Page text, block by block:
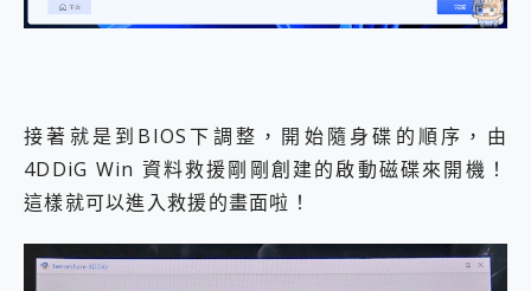
接著就是到BIOS下調整，開始隨身碟的順序，由
4DDiG Win 資料救援剛剛創建的啟動磁碟來開機！
這樣就可以進入救援的畫面啦！